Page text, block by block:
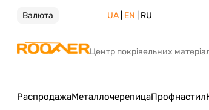
Валюта UA| EN | RU
Центр покрівельних
РаспродажаМеталлочерепицаПрофнастил